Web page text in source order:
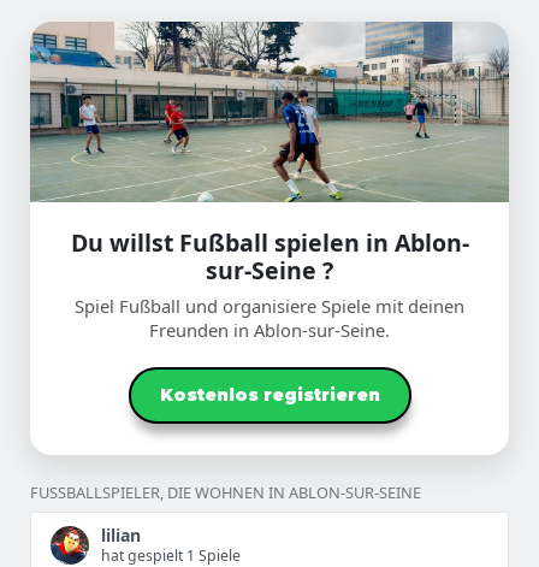
Du willst Fußball spielen in Ablon-
sur-Seine ?
Spiel Fußball und organisiere Spiele mit deinen
Freunden in Ablon-sur-Seine.
Kostenlos registrieren
FUSSBALLSPIELER, DIE WOHNEN IN ABLON-SUR-SEINE
lilian
hat gespielt 1 Spiele